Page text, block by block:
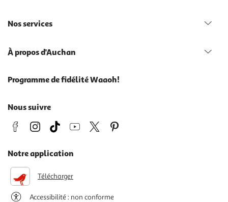
Nos services
À propos d'Auchan
Programme de fidélité Waaoh!
Nous suivre
Notre application
Télécharger
Accessibilité : non conforme